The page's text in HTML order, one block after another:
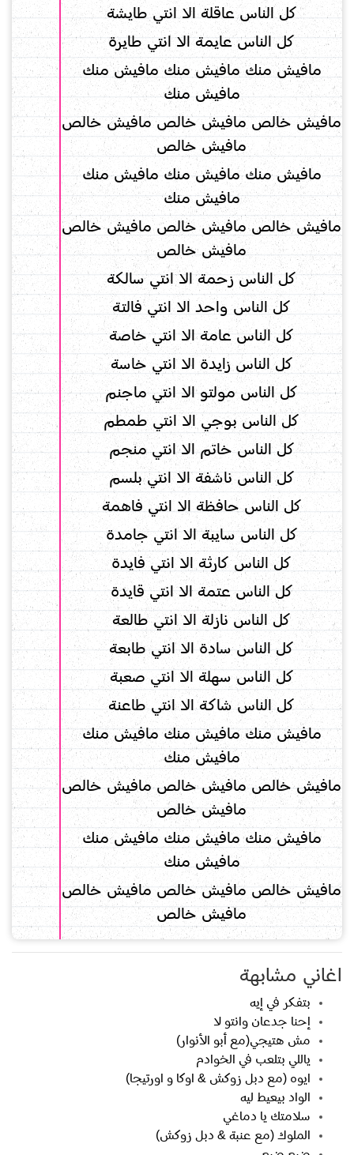
كل الناس عاقلة الا انتي طايشة
كل الناس عايمة الا انتي طايرة
مافيش منك مافيش منك مافيش منك
مافيش منك
مافيش خالص مافيش خالص مافيش خالص
مافيش خالص
مافيش منك مافيش منك مافيش منك
مافيش منك
مافيش خالص مافيش خالص مافيش خالص
مافيش خالص
كل الناس زحمة الا انتي سالكة
كل الناس واحد الا انتي فالتة
كل الناس عامة الا انتي خاصة
كل الناس زايدة الا انتي خاسة
كل الناس مولتو الا انتي ماجنم
كل الناس بوجي الا انتي طمطم
كل الناس خاتم الا انتي منجم
كل الناس ناشفة الا انتي بلسم
كل الناس حافظة الا انتي فاهمة
كل الناس سايبة الا انتي جامدة
كل الناس كارثة الا انتي فايدة
كل الناس عتمة الا انتي قايدة
كل الناس نازلة الا انتي طالعة
كل الناس سادة الا انتي طابعة
كل الناس سهلة الا انتي صعبة
كل الناس شاكة الا انتي طاعنة
مافيش منك مافيش منك مافيش منك
مافيش منك
مافيش خالص مافيش خالص مافيش خالص
مافيش خالص
مافيش منك مافيش منك مافيش منك
مافيش منك
مافيش خالص مافيش خالص مافيش خالص
مافيش خالص
اغاني مشابهة
بتفكر في إيه
إحنا جدعان وانتو لا
مش هتيجي(مع أبو الأنوار)
ياللي بتلعب في الخوادم
ايوه (مع دبل زوكش & اوكا و اورتيجا)
الواد بيعيط ليه
سلامتك يا دماغي
الملوك (مع عنبة & دبل زوكش)